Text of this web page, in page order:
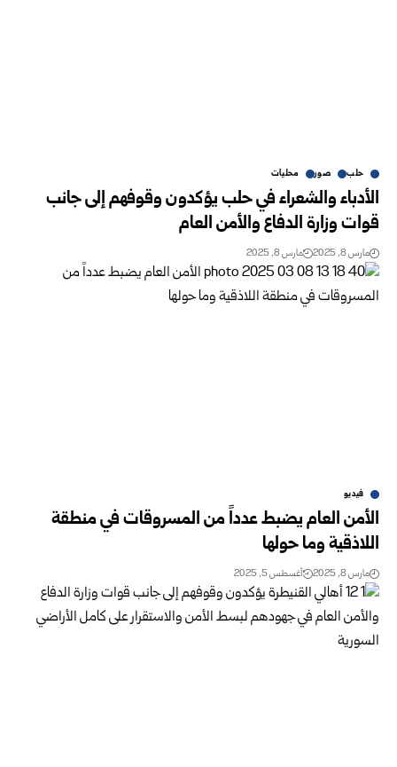
حلب صور محليات
الأدباء والشعراء في حلب يؤكدون وقوفهم إلى جانب
قوات وزارة الدفاع والأمن العام
مارس 8, 2025 مارس 8, 2025
فيديو
الأمن العام يضبط عدداً من المسروقات في منطقة
اللاذقية وما حولها
مارس 8, 2025 أغسطس 5, 2025